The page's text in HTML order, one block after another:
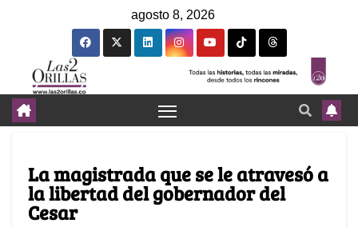
agosto 8, 2026
La magistrada que se le atravesó a
la libertad del gobernador del
Cesar